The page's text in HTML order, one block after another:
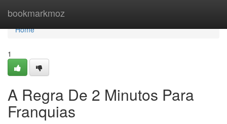
bookmarkmoz
Home
Home
1
A Regra De 2 Minutos Para
Franquias